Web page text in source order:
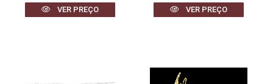
VER PREÇO VER PREÇO